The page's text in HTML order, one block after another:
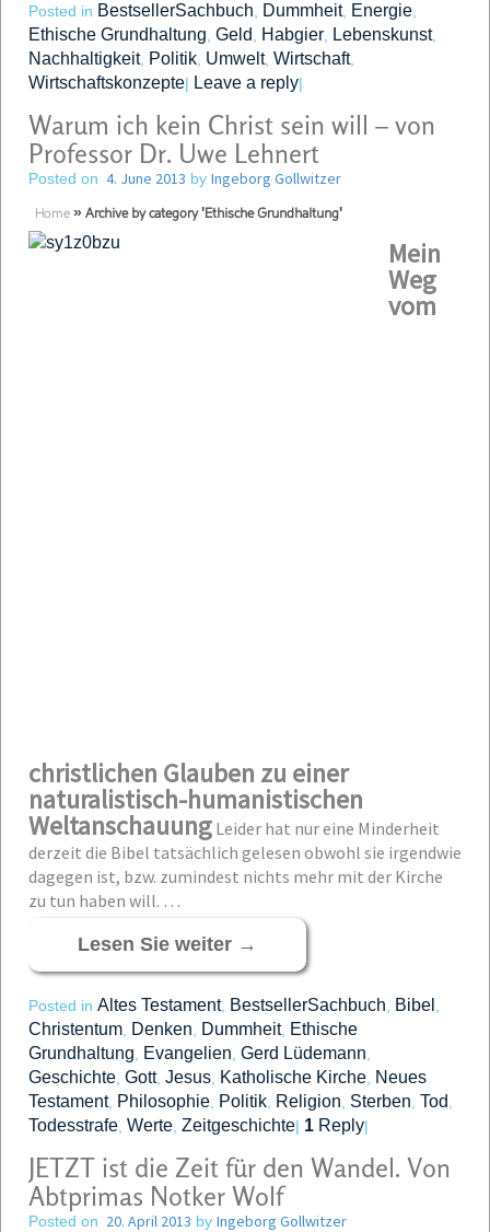
Posted in BestsellerSachbuch Dummheit, Energie
Ethische Grundhaltung Geld Habgier Lebenskunst,
Nachhaltigkeit, Politik Umwelt, Wirtschaft,
Wirtschaftskonzepte| Leave a reply|
Warum ich kein Christ sein will – von
Professor Dr. Uwe Lehnert
Posted on 4. June 2013 by Ingeborg Gollwitzer
Home » Archive by category 'Ethische Grundhaltung'
Mein
Weg
vom
christlichen Glauben zu einer
naturalistisch-humanistischen
Weltanschauung Leider hat nur eine Minderheit
derzeit die Bibel tatsächlich gelesen obwohl sie irgendwie
dagegen ist, bzw. zumindest nichts mehr mit der Kirche
zu tun haben will. …
Lesen Sie weiter →
Posted in Altes Testament, BestsellerSachbuch Bibel
Christentum Denken Dummheit, Ethische
Grundhaltung
Evangelien Gerd Lüdemann
Geschichte Gott, Jesus Katholische Kirche Neues
Testament, Philosophie Politik Religion Sterben Tod
Todesstrafe Werte Zeitgeschichte| 1 Reply|
JETZT ist die Zeit für den Wandel. Von
Abtprimas Notker Wolf
Posted on 20. April 2013 by Ingeborg Gollwitzer